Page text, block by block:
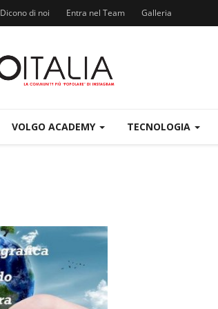
Dicono di noi Entra nel Team Galleria
VOLGO ACADEMY TECNOLOGIA